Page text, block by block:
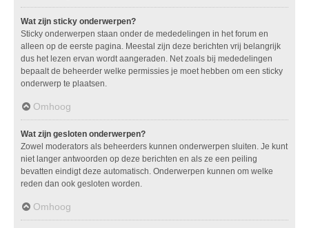
Wat zijn sticky onderwerpen?
Sticky onderwerpen staan onder de mededelingen in het forum en
alleen op de eerste pagina. Meestal zijn deze berichten vrij belangrijk
dus het lezen ervan wordt aangeraden. Net zoals bij mededelingen
bepaalt de beheerder welke permissies je moet hebben om een sticky
onderwerp te plaatsen.
Omhoog
Wat zijn gesloten onderwerpen?
Zowel moderators als beheerders kunnen onderwerpen sluiten. Je kunt
niet langer antwoorden op deze berichten en als ze een peiling
bevatten eindigt deze automatisch. Onderwerpen kunnen om welke
reden dan ook gesloten worden.
Omhoog